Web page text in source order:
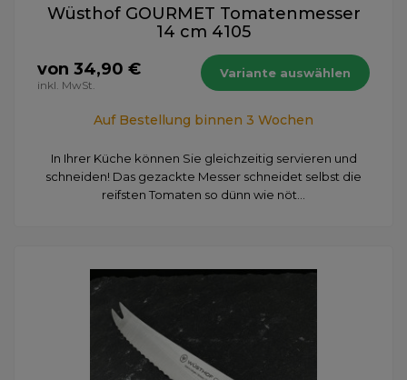
Wüsthof GOURMET Tomatenmesser
14 cm 4105
von 34,90 €
inkl. MwSt.
Variante auswählen
Auf Bestellung binnen 3 Wochen
In Ihrer Küche können Sie gleichzeitig servieren und
schneiden! Das gezackte Messer schneidet selbst die
reifsten Tomaten so dünn wie nöt...